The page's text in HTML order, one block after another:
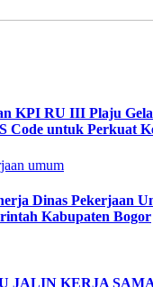
KPI RU III Plaju
Code untuk Perkuat
Dinas Pekerjaan
Kabupaten Bogor
JALIN KERJA